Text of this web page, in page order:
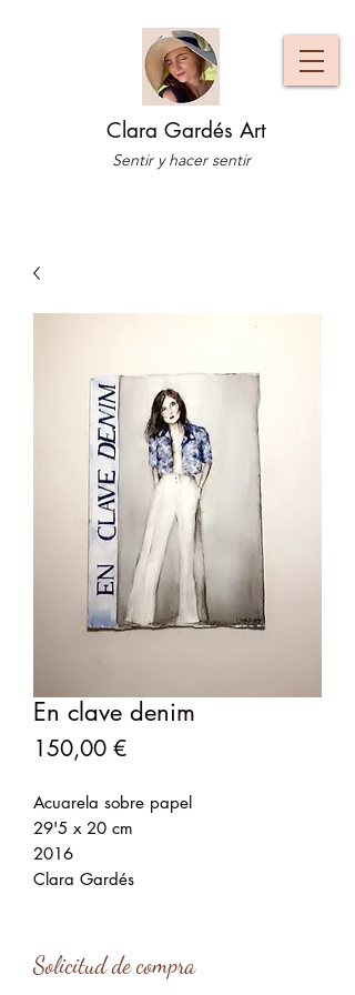
Clara Gardés Art
Sentir y hacer sentir
En clave denim
150,00 €Precio
Acuarela sobre papel
29'5 x 20 cm
2016
Clara Gardés
Solicitud de compra